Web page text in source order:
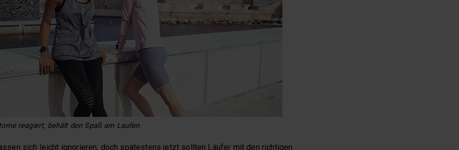
reagiert, behält den Spaß am Laufen
sich leicht ignorieren, doch spätestens jetzt sollten Läufer mit den richtigen